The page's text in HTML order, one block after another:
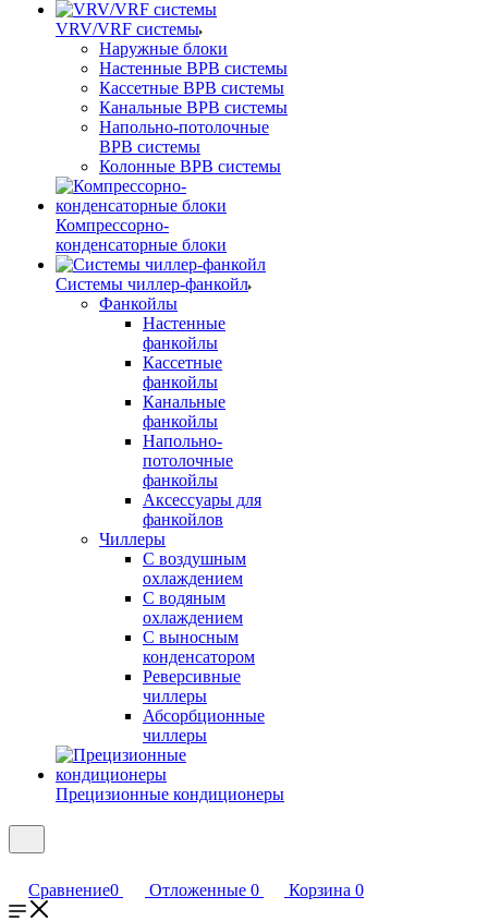
VRV/VRF системы
Наружные блоки
Настенные ВРВ системы
Кассетные ВРВ системы
Канальные ВРВ системы
Напольно-потолочные
ВРВ системы
Колонные ВРВ системы
Компрессорно-
конденсаторные блоки
Системы чиллер-фанкойл
Фанкойлы
Настенные
фанкойлы
Кассетные
фанкойлы
Канальные
фанкойлы
Напольно-
потолочные
фанкойлы
Аксессуары для
фанкойлов
Чиллеры
С воздушным
охлаждением
С водяным
охлаждением
С выносным
конденсатором
Реверсивные
чиллеры
Абсорбционные
чиллеры
Прецизионные кондиционеры
Сравнение0 Отложенные 0 Корзина 0